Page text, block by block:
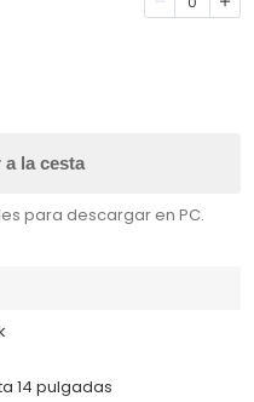
a la cesta
para descargar en PC.
14 pulgadas